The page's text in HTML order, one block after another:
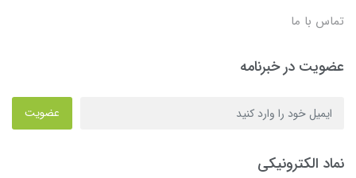
تماس با ما
عضویت در خبرنامه
عضویت
نماد الکترونیکی